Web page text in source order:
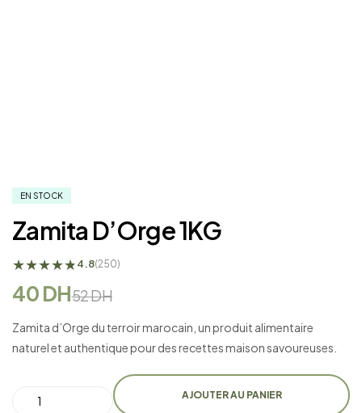
EN STOCK
Zamita D’Orge 1KG
★★★★★
★4.8(250)
52DH
40DH
Zamita d’Orge du terroir marocain, un produit alimentaire
naturel et authentique pour des recettes maison savoureuses.
AJOUTER AU PANIER